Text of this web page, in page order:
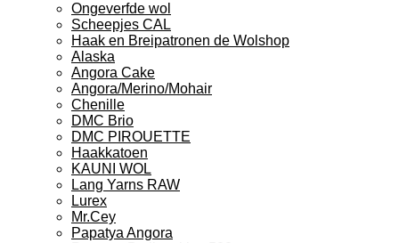
Ongeverfde wol
Scheepjes CAL
Haak en Breipatronen de Wolshop
Alaska
Angora Cake
Angora/Merino/Mohair
Chenille
DMC Brio
DMC PIROUETTE
Haakkatoen
KAUNI WOL
Lang Yarns RAW
Lurex
Mr.Cey
Papatya Angora